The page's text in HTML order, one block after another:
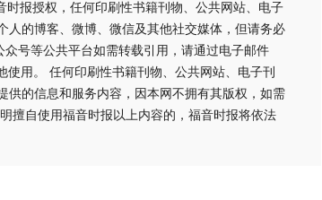
报授权，任何印刷性书籍刊物、公共网站、电子
人的博客、微博、微信及其他社交媒体，但请务必
号等公共平台如需转载引用，请通过电子邮件
使用。 任何印刷性书籍刊物、公共网站、电子刊
供的信息和服务内容，因本网不拥有其版权，如需
擅自使用福音时报以上内容的，福音时报将依法